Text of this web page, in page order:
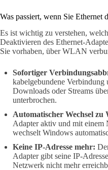
Was passiert, wenn Sie Ethernet
Es ist wichtig zu verstehen,
Deaktivieren des Ethernet-
Sie vorhaben, über WLAN
Sofortiger
kabelgebundene Verbindung
Downloads oder Streams
unterbrochen.
Automatischer Wechsel
Adapter aktiv und mit einem
wechselt Windows
Keine IP-Adresse mehr:
Adapter gibt seine IP-
Netzwerk nicht mehr